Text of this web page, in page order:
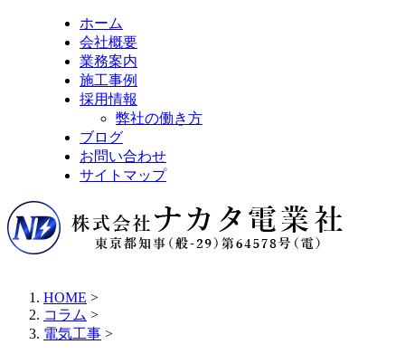
ホーム
会社概要
業務案内
施工事例
採用情報
弊社の働き方
ブログ
お問い合わせ
サイトマップ
HOME >
コラム >
電気工事 >